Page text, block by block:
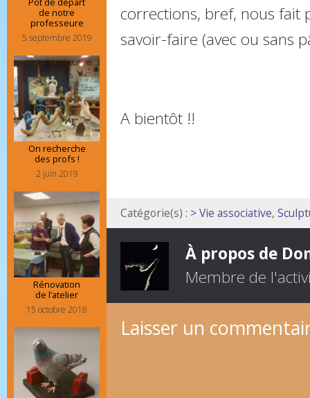
corrections, bref, nous fait
savoir-faire (avec ou sans
A bientôt !!
Catégorie(s) : > Vie associative,
À propos de
Membre de
Laisser un
de notre
professeure
5 septembre 2019
On recherche
des profs !
2 juin 2019
Rénovation
de l’atelier
15 octobre 2018